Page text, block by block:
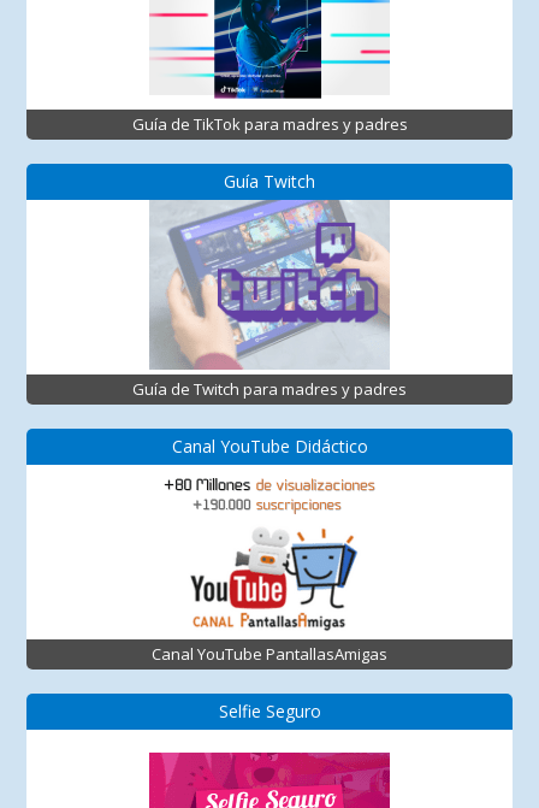
Guía de TikTok para madres y padres
Guía Twitch
Guía de Twitch para madres y padres
Canal YouTube Didáctico
Canal YouTube PantallasAmigas
Selfie Seguro